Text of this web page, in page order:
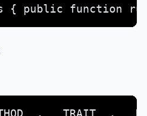
{ public function
__TRAIT__,